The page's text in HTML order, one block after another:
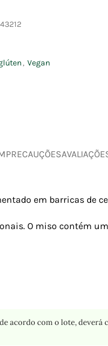
, Vegan
PRECAUÇÕES
em barricas de
O miso contém
acordo com o lote, deverá